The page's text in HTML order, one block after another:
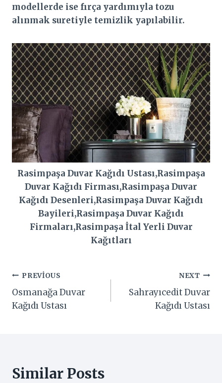
modellerde ise fırça yardımıyla tozu
alınmak suretiyle temizlik yapılabilir.
Rasimpaşa Duvar Kağıdı Ustası,Rasimpaşa
Duvar Kağıdı Firması,Rasimpaşa Duvar
Kağıdı Desenleri,Rasimpaşa Duvar Kağıdı
Bayileri,Rasimpaşa Duvar Kağıdı
Firmaları,Rasimpaşa İtal Yerli Duvar
Kağıtları
Yazı
gezinmesi
PREVIOUS
Osmanağa Duvar
Kağıdı Ustası
NEXT
Sahrayıcedit Duvar
Kağıdı Ustası
Similar Posts